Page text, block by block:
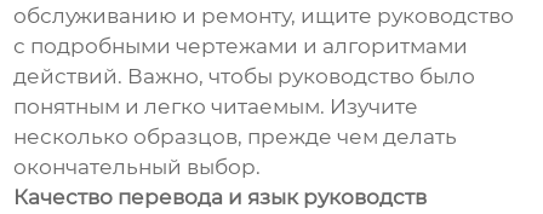
обслуживанию и ремонту, ищите руководство
с подробными чертежами и алгоритмами
действий. Важно, чтобы руководство было
понятным и легко читаемым. Изучите
несколько образцов, прежде чем делать
окончательный выбор.
Качество перевода и язык руководств